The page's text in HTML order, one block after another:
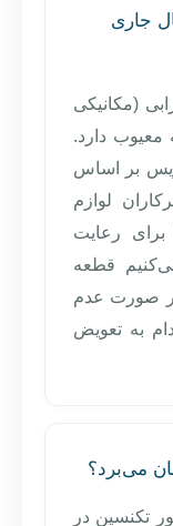
جاری
(مکانیکی
معیوب دارد.
بر اساس
لوازم
رعایت
قطعه
در صورت عدم
به تعویض
می‌برد؟
تکنسین در